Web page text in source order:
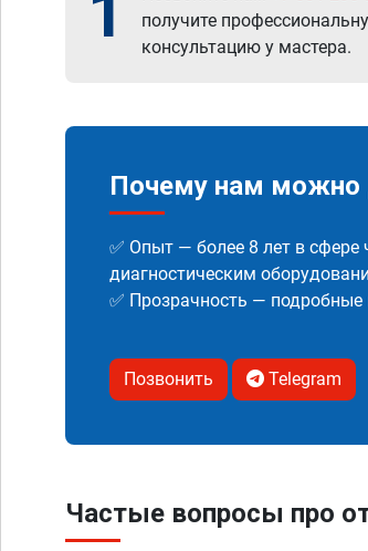
получите
консультацию у мастера.
Почему нам можно
✅ Опыт — более 8 лет в
диагностическим
✅ Прозрачность —
Позвонить Telegram
Частые вопросы про